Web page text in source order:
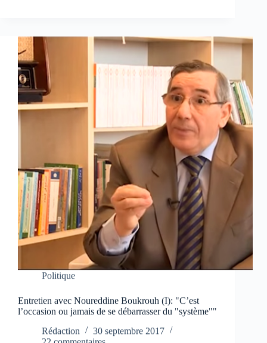
Politique
Entretien avec Noureddine Boukrouh (I): "C’est
l’occasion ou jamais de se débarrasser du "système""
Rédaction
30 septembre 2017